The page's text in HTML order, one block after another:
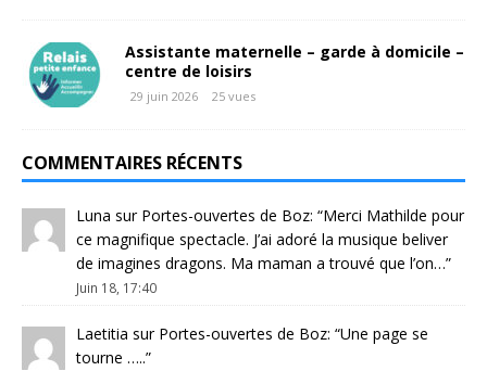
Assistante maternelle – garde à domicile –
centre de loisirs
29 juin 2026 25 vues
COMMENTAIRES RÉCENTS
Luna sur Portes-ouvertes de Boz: “Merci Mathilde pour
ce magnifique spectacle. J’ai adoré la musique beliver
de imagines dragons. Ma maman a trouvé que l’on…”
Juin 18, 17:40
Laetitia sur Portes-ouvertes de Boz: “Une page se
tourne …..”